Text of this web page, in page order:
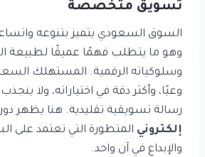
تسويق متخصصة
السوق السعودي يتميز بتنوعه
وهو ما يتطلب فهمًا عميقًا لطبيعة
وسلوكياته الرقمية. المستهلك
وعيًا، وأكثر دقة في اختياراته، ولا
رسالة تسويقية تقليدية. هنا يظهر
إلكتروني المتطورة التي تعتمد على
والإبداع في آن واحد.